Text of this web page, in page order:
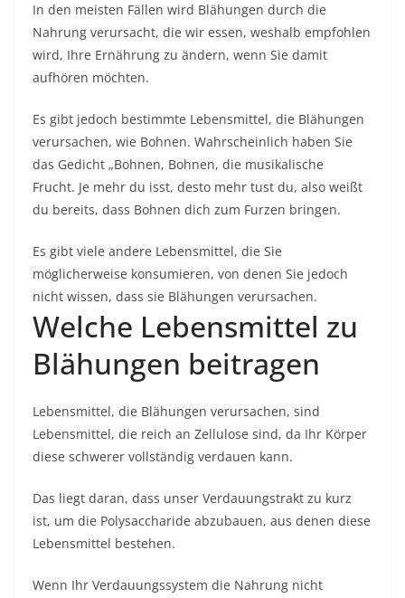
In den meisten Fällen wird Blähungen durch die
Nahrung verursacht, die wir essen, weshalb empfohlen
wird, Ihre Ernährung zu ändern, wenn Sie damit
aufhören möchten.
Es gibt jedoch bestimmte Lebensmittel, die Blähungen
verursachen, wie Bohnen. Wahrscheinlich haben Sie
das Gedicht „Bohnen, Bohnen, die musikalische
Frucht. Je mehr du isst, desto mehr tust du, also weißt
du bereits, dass Bohnen dich zum Furzen bringen.
Es gibt viele andere Lebensmittel, die Sie
möglicherweise konsumieren, von denen Sie jedoch
nicht wissen, dass sie Blähungen verursachen.
Welche Lebensmittel zu
Blähungen beitragen
Lebensmittel, die Blähungen verursachen, sind
Lebensmittel, die reich an Zellulose sind, da Ihr Körper
diese schwerer vollständig verdauen kann.
Das liegt daran, dass unser Verdauungstrakt zu kurz
ist, um die Polysaccharide abzubauen, aus denen diese
Lebensmittel bestehen.
Wenn Ihr Verdauungssystem die Nahrung nicht